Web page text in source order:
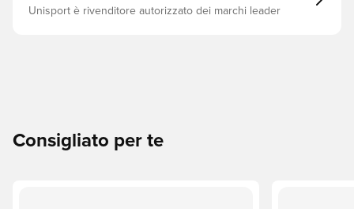
Unisport è rivenditore autorizzato dei marchi leader
Consigliato per te